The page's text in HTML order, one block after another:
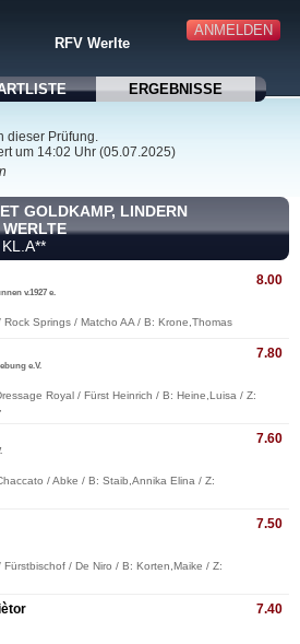
ANMELDEN
RFV Werlte
ERGEBNISSE
dieser Prüfung.
um 14:02 Uhr (05.07.2025)
GOLDKAMP, LINDERN
8.00
v.1927 e.
Springs / Matcho AA / B: Krone,Thomas
7.80
e.V.
Royal / Fürst Heinrich / B: Heine,Luisa / Z:
7.60
/ Abke / B: Staib,Annika Elina / Z:
7.50
/ De Niro / B: Korten,Maike / Z:
7.40